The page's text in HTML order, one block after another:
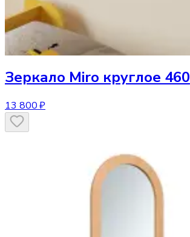
Зеркало Miro круглое 460
13 800 ₽